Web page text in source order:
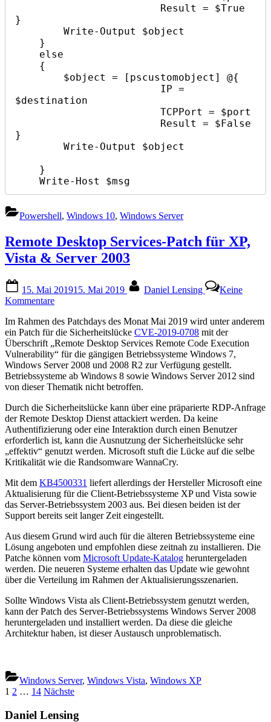
}
$destination
}
    Write-Host $msg
Powershell, Windows 10, Windows Server
Remote Desktop Services-Patch für XP,
Vista & Server 2003
on
15. Mai 201915. Mai 2019 Daniel Lensing
Keine
Kommentarezu
Desktop
Services-
Patch
für
XP,
Vista
&
2003
Im Rahmen des Patchdays des Monat Mai 2019 wird unter anderem
ein Patch für die Sicherheitslücke CVE-2019-0708 mit der
Überschrift „Remote Desktop Services Remote Code Execution
Vulnerability“ für die gängigen Betriebssysteme Windows 7,
Windows Server 2008 und 2008 R2 zur Verfügung gestellt.
Betriebssysteme ab Windows 8 sowie Windows Server 2012 sind
von dieser Thematik nicht betroffen.
Durch die Sicherheitslücke kann über eine präparierte RDP-Anfrage
der Remote Desktop Dienst attackiert werden. Da keine
Authentifizierung oder eine Interaktion durch einen Benutzer
erforderlich ist, kann die Ausnutzung der Sicherheitslücke sehr
„effektiv“ genutzt werden. Microsoft stuft die Lücke auf die selbe
Kritikalität wie die Randsomware WannaCry.
Mit dem KB4500331 liefert allerdings der Hersteller Microsoft eine
Aktualisierung für die Client-Betriebssysteme XP und Vista sowie
das Server-Betriebssystem 2003 aus. Bei diesen beiden ist der
Support bereits seit langer Zeit eingestellt.
Aus diesem Grund wird auch für die älteren Betriebssysteme eine
Lösung angeboten und empfohlen diese zeitnah zu installieren. Die
Patche können vom Microsoft Update-Katalog heruntergeladen
werden. Die neueren Systeme erhalten das Update wie gewohnt
über die Verteilung im Rahmen der Aktualisierungsszenarien.
Sollte Windows Vista als Client-Betriebssystem genutzt werden,
kann der Patch des Server-Betriebssystems Windows Server 2008
heruntergeladen und installiert werden. Da diese die gleiche
Architektur haben, ist dieser Austausch unproblematisch.
Windows Server, Windows Vista, Windows XP
Seitennummerierung
der
1 2 … 14 Nächste
Daniel Lensing